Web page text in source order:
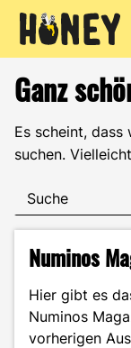
Inhalt
springen
Ganz
Es scheint,
suchen.
Numinos
Hier gibt es
Numinos
vorherigen